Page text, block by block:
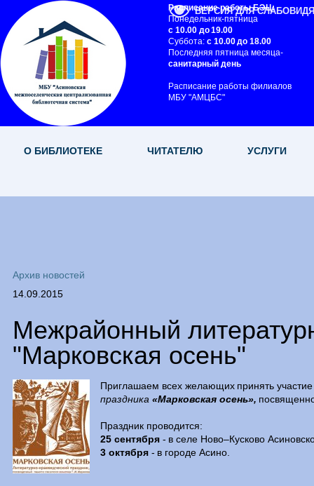
Расписание работы БЭЦ:
Понедельник-пятница
с 10.00 до 19.00
Суббота: с 10.00 до 18.00
Последняя пятница месяца-
санитарный день
Расписание работы филиалов
МБУ "АМЦБС"
ВЕРСИЯ ДЛЯ
О БИБЛИОТЕКЕ ЧИТАТЕЛЮ УСЛУГИ
Архив новостей
14.09.2015
Межрайонный
"Марковская осень"
Приглашаем всех желающих принять
праздника «Марковская осень»,
Праздник проводится:
25 сентября - в селе Ново–Кусково
3 октября - в городе Асино.